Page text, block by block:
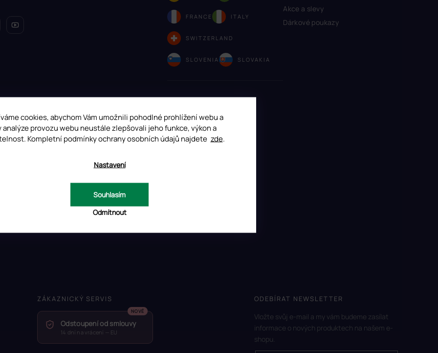
cookies, abychom Vám umožnili pohodlné prohlížení webu a
analýze provozu webu neustále zlepšovali jeho funkce, výkon a
Kompletní podmínky ochrany osobních údajů najdete zde.
Nastavení
Odmítnout
Souhlasím
FRANCE ITALY
SWITZERLAND
SLOVENIA SLOVAKIA
Akce a slevy
Dárkové poukazy
ZÁKAZNICKÝ SERVIS
Odstoupení od smlouvy
14 dní na vrácení — EU
ODEBÍRAT NEWSLETTER
Vložte svůj e-mail a my vám budeme zasílat
informace o nových produktech na našem e-
shopu.